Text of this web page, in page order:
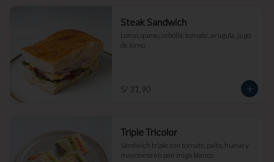
Steak Sandwich
Lomo, queso, cebolla, tomate, arúgula, jugo
de lomo.
S/ 31.90
Triple Tricolor
Sándwich triple con tomate, palta, huevo y
mayonesa en pan miga blanco.